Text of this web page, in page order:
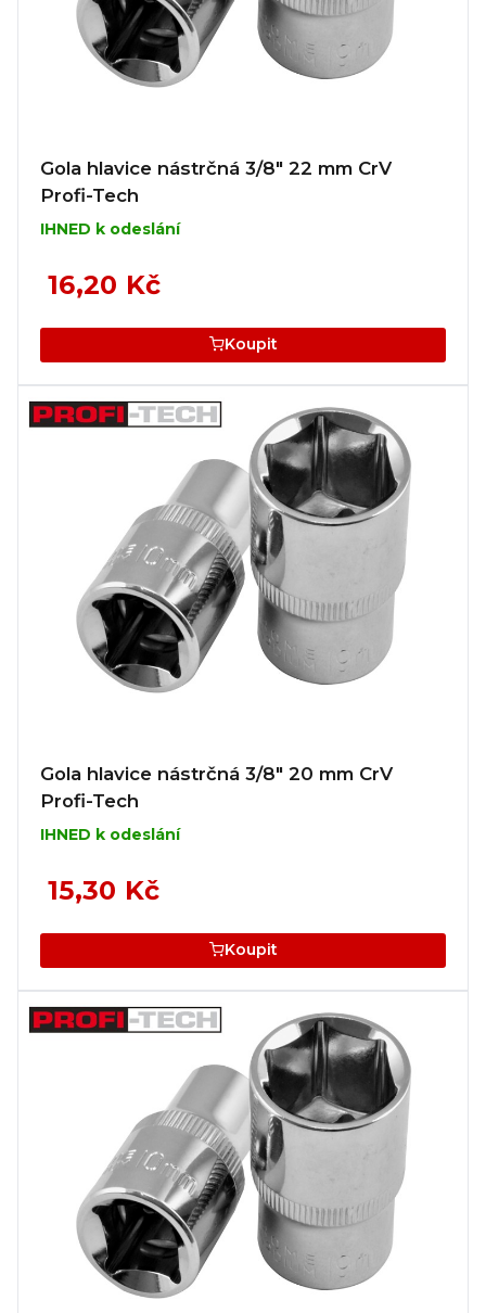
Gola hlavice nástrčná 3/8" 22 mm CrV
Profi-Tech
IHNED k odeslání
16,20 Kč
Koupit
Gola hlavice nástrčná 3/8" 20 mm CrV
Profi-Tech
IHNED k odeslání
15,30 Kč
Koupit